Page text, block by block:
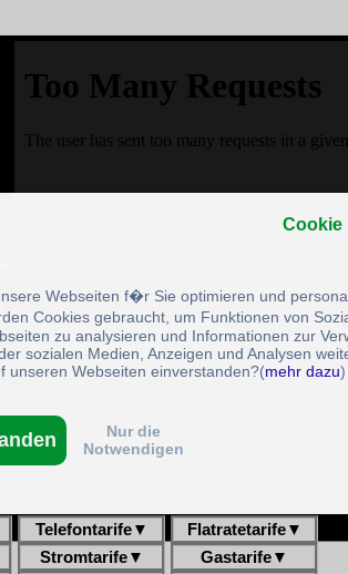
Telefontarife▼ Flatratetarife▼
Stromtarife▼ Gastarife▼
Cookie
Webseiten f�r Sie optimieren und
Cookies gebraucht, um Funktionen von
zu analysieren und Informationen zur
sozialen Medien, Anzeigen und Analysen
unseren Webseiten einverstanden?(mehr dazu)
Nur die
Notwendigen